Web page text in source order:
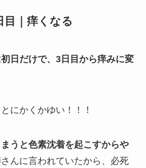
目｜痒くなる
日だけで、3日目から痒みに変
にかくかゆい！！！
うと色素沈着を起こすからや
んに言われていたから、必死